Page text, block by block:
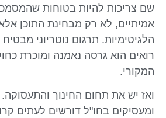
שם צריכות להיות בטוחות
אמיתיים, לא רק מבחינת התוכן
הלגיטימיות. תרגום נוטריוני
רואים הוא גרסה נאמנה ומוכרת
המקורי.
ואז יש את תחום החינוך והתעסוקה.
ומעסיקים בחו"ל דורשים לעתים